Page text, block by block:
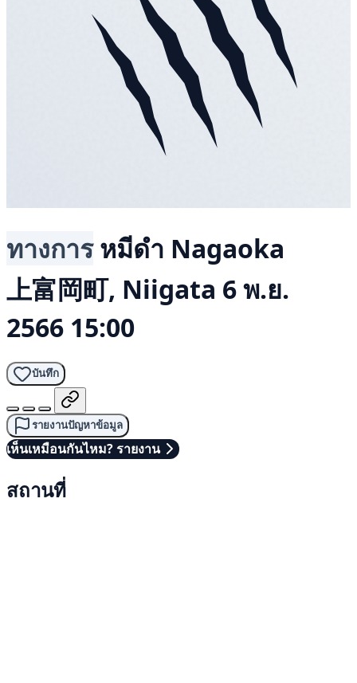
ทางการ หมีดำ Nagaoka
上富岡町, Niigata 6 พ.ย.
2566 15:00
บันทึก
รายงานปัญหาข้อมูล
เห็นเหมือนกันไหม? รายงาน
สถานที่